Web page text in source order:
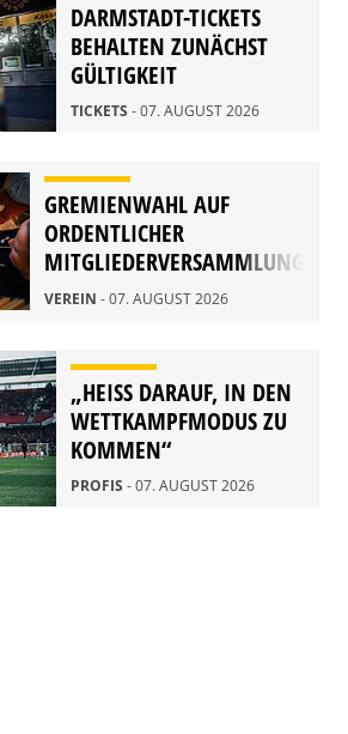
DARMSTADT-TICKETS
BEHALTEN ZUNÄCHST
GÜLTIGKEIT
TICKETS - 07. AUGUST 2026
GREMIENWAHL AUF
ORDENTLICHER
MITGLIEDERVERSAMMLUNG
2026
VEREIN - 07. AUGUST 2026
„HEISS DARAUF, IN DEN W
ETTKAMPFMODUS ZU K
OMMEN“
PROFIS - 07. AUGUST 2026